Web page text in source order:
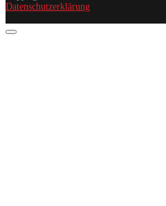
Datenschutzerklärung